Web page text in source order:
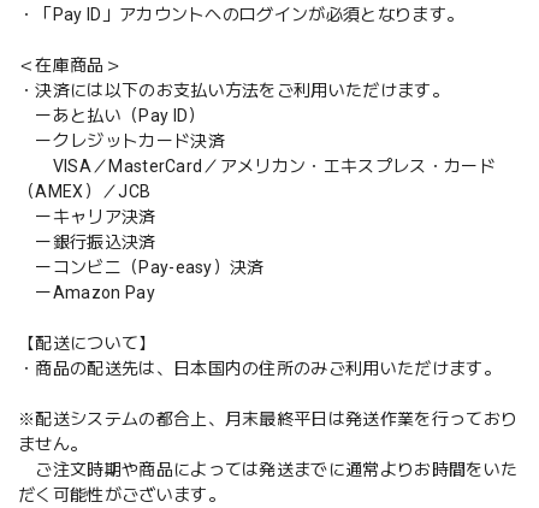
・「Pay ID」アカウントへのログインが必須となります。
＜在庫商品＞
・決済には以下のお支払い方法をご利用いただけます。
ーあと払い（Pay ID）
ークレジットカード決済
VISA／MasterCard／アメリカン・エキスプレス・カード
（AMEX）／JCB
ーキャリア決済
ー銀行振込決済
ーコンビニ（Pay-easy）決済
ーAmazon Pay
【配送について】
・商品の配送先は、日本国内の住所のみご利用いただけます。
※配送システムの都合上、月末最終平日は発送作業を行っており
ません。
ご注文時期や商品によっては発送までに通常よりお時間をいた
だく可能性がございます。